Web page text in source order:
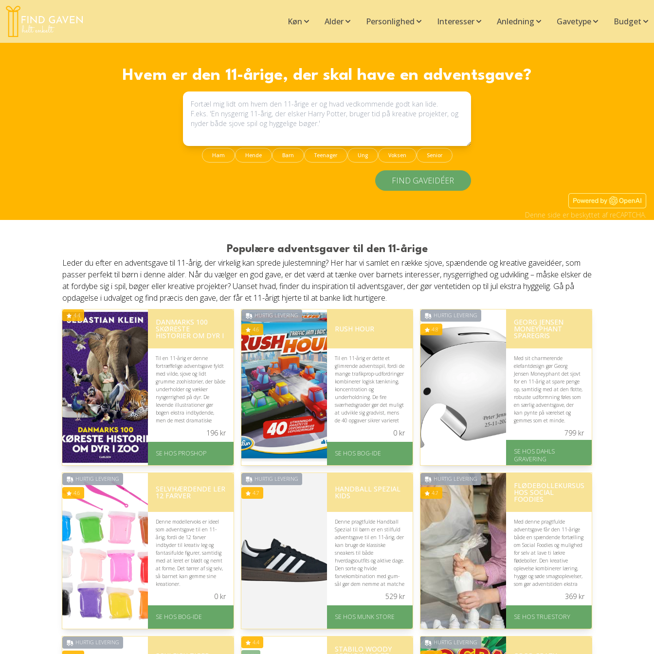
Køn Alder Personlighed Interesser Anledning Gavetype Budget
Hvem er den 11-årige, der skal have en adventsgave?
Ham Hende Barn Teenager Ung Voksen Senior
FIND GAVEIDÉER
Denne side er beskyttet af reCAPTCHA.
Populære adventsgaver til den 11-årige
Leder du efter en adventsgave til 11-årig, der virkelig kan sprede julestemning? Her har vi samlet en række sjove, spændende og kreative gaveidéer, som
passer perfekt til børn i denne alder. Når du vælger en god gave, er det værd at tænke over barnets interesser, nysgerrighed og udvikling – måske elsker de
at fordybe sig i spil, bøger eller kreative projekter? Uanset hvad, finder du inspiration til adventsgaver, der gør ventetiden op til jul ekstra hyggelig. Gå på
opdagelse i udvalget og find præcis den gave, der får et 11-årigt hjerte til at banke lidt hurtigere.
4.4
DANMARKS 100
SKØRESTE
HISTORIER OM DYR I
Til en 11-årig er denne
fortræffelige adventsgave fyldt
med vilde, sjove og lidt
grumme zoohistorier, der både
underholder og vækker
nysgerrighed på dyr. De
levende illustrationer gør
bogen ekstra indbydende,
men de mest dramatiske
smule voldsomme for følsomme
børn.
Levering: 2-12 hverdage
196kr
SE HOS PROSHOP
HURTIG LEVERING
4.6 RUSH HOUR
Til en 11-årig er dette et
glimrende adventsspil, fordi de
mange trafikprop-udfordringer
kombinerer logisk tænkning,
koncentration og
underholdning. De fire
sværhedsgrader gør det muligt
at udvikle sig gradvist, mens
de 40 opgaver sikrer varieret
På lager
Levering: 1-3 hverdage -
rating på 4.6 ud af 5
0kr
SE HOS BOG-IDE
HURTIG LEVERING
4.8
GEORG JENSEN
MONEYPHANT
SPAREGRIS
Med sit charmerende
elefantdesign gør Georg
Jensen Moneyphant det sjovt
for en 11-årig at spare penge
op, samtidig med at den flotte,
robuste udformning føles som
en særlig adventsgave, der
kan pynte på værelset og
gemmes som et minde.
Gratis fragt
Fremragende Trustpilot
799kr
SE HOS DAHLS
GRAVERING
HURTIG LEVERING
4.6 SELVHÆRDENDE LER
12 FARVER
Denne modellervoks er ideel
som adventsgave til en 11-
årig, fordi de 12 farver
indbyder til kreativ leg og
fantasifulde figurer, samtidig
med at leret er blødt og nemt
at forme. Det tørrer af sig selv,
så barnet kan gemme sine
kreationer.
forventet leveringstid
0kr
SE HOS BOG-IDE
HURTIG LEVERING
4.7 HANDBALL SPEZIAL
KIDS
Denne pragtfulde Handball
Spezial til børn er en stilfuld
adventsgave til en 11-årig, der
kan bruge de klassiske
sneakers til både
hverdagsoutfits og aktive dage.
Den sorte og hvide
farvekombination med gum-
sål gør dem nemme at matche
På lager
Levering: 1-2 dages
529kr
SE HOS MUNK STORE
HURTIG LEVERING
4.7
FLØDEBOLLEKURSUS
HOS SOCIAL
FOODIES
Med denne pragtfulde
adventsgave får den 11-årige
både en spændende fortælling
om Social Foodies og mulighed
for selv at lave ti lækre
flødeboller. Den kreative
oplevelse kombinerer læring,
hygge og søde smagsoplevelser,
som gør adventstiden ekstra
På lager
Levering: 1-2 dages
369kr
SE HOS TRUESTORY
HURTIG LEVERING
4.4
STABILO WOODY
HURTIG LEVERING